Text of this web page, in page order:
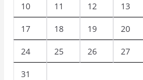
10 11 12 13
17 18 19 20
24 25 26 27
31